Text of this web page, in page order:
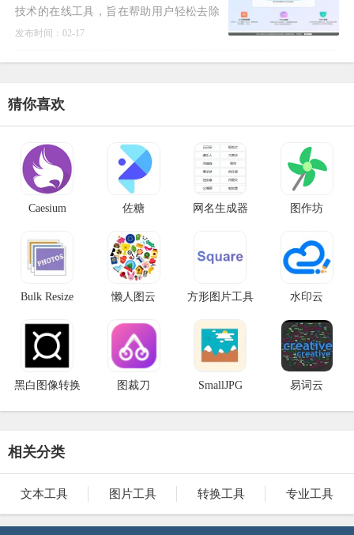
技术的在线工具，旨在帮助用户轻松去除
图片或视频中的背景。功能特点： 自动背
发布时间：02-17
猜你喜欢
Caesium 佐糖 网名生成器 图作坊
Bulk Resize
懒人图云 方形图片工具 水印云
黑白图像转换 图裁刀 SmallJPG 易词云
相关分类
文本工具 图片工具 转换工具 专业工具